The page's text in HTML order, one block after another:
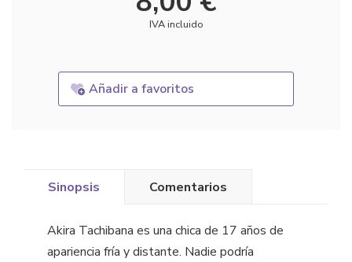
IVA incluido
Añadir a favoritos
Sinopsis Comentarios
Akira Tachibana es una chica de 17 años de
apariencia fría y distante. Nadie podría